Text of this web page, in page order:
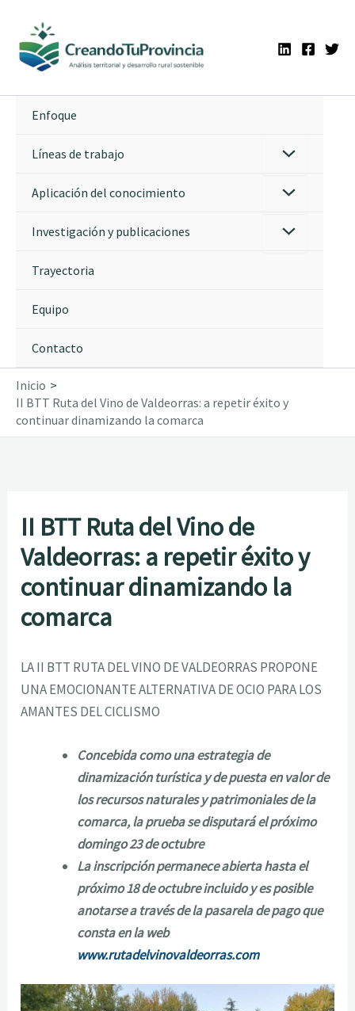
contenido
Enfoque
Líneas de trabajo
Aplicación del conocimiento
Investigación y publicaciones
Trayectoria
Equipo
Contacto
Inicio
II BTT Ruta del Vino de Valdeorras: a repetir éxito y
continuar dinamizando la comarca
II BTT Ruta del Vino de
Valdeorras: a repetir éxito y
continuar dinamizando la
comarca
LAII BTT RUTADELVINO DEVALDEORRAS PROPONE
UNAEMOCIONANTEALTERNATIVADEOCIO PARALOS
AMANTES DELCICLISMO
Concebida como una estrategia de
dinamización turística y de puesta en valor de
los recursos naturales y patrimoniales de la
comarca, la prueba se disputará el próximo
domingo 23 de octubre
La inscripción permanece abierta hasta el
próximo 18 de octubre incluido y es posible
anotarse a través de la pasarela de pago que
consta en la web
www.rutadelvinovaldeorras.com